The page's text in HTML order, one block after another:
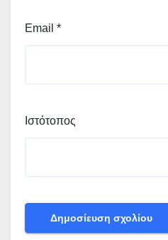
Email *
Ιστότοπος